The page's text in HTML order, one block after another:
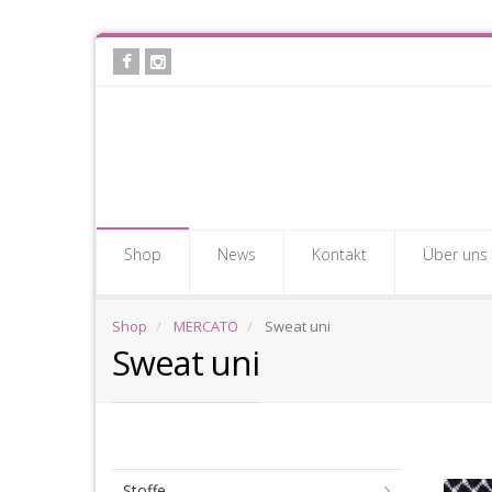
Skip
Shop News Kontakt Über uns
Shop MERCATO Sweat uni
Sweat uni